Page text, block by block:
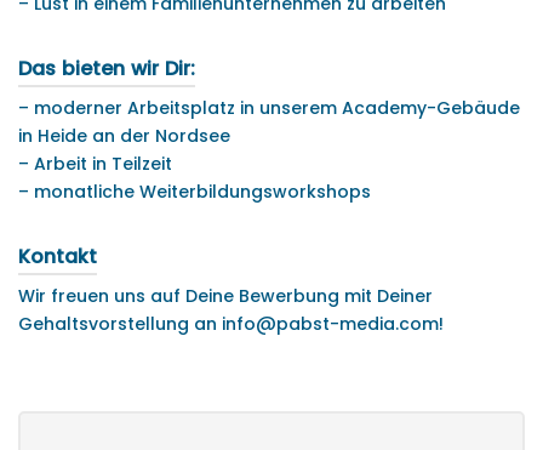
Das bieten wir Dir:
– moderner Arbeitsplatz in unserem Academy-Gebäude
in Heide an der Nordsee
– Arbeit in Teilzeit
– monatliche Weiterbildungsworkshops
Kontakt
Wir freuen uns auf Deine Bewerbung mit Deiner
Gehaltsvorstellung an info@pabst-media.com!